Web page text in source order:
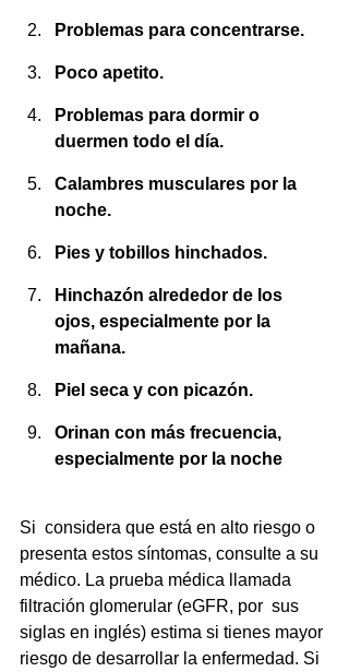
Problemas para concentrarse.
Poco apetito.
Problemas para dormir o
duermen todo el día.
Calambres musculares por la
noche.
Pies y tobillos hinchados.
Hinchazón alrededor de los
ojos, especialmente por la
mañana.
Piel seca y con picazón.
Orinan con más frecuencia,
especialmente por la noche
Si  considera que está en alto riesgo o
presenta estos síntomas, consulte a su
médico. La prueba médica llamada
filtración glomerular (eGFR, por  sus
siglas en inglés) estima si tienes mayor
riesgo de desarrollar la enfermedad. Si